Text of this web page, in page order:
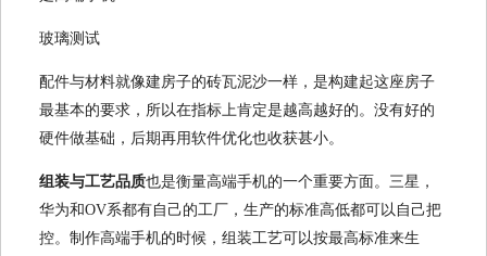
玻璃测试
配件与材料就像建房子的砖瓦泥沙一样，是构建起这座房子
最基本的要求，所以在指标上肯定是越高越好的。没有好的
硬件做基础，后期再用软件优化也收获甚小。
组装与工艺品质也是衡量高端手机的一个重要方面。三星，
华为和OV系都有自己的工厂，生产的标准高低都可以自己把
控。制作高端手机的时候，组装工艺可以按最高标准来生